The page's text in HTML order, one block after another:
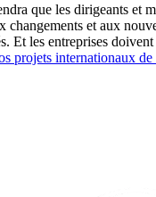
que les dirigeants et
et aux
Et les entreprises
projets internationaux